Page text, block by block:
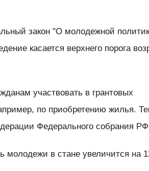
закон "О молодежной
касается верхнего порога
участвовать в грантовых
по приобретению жилья.
Федерального собрания
молодежи в стане увеличится на